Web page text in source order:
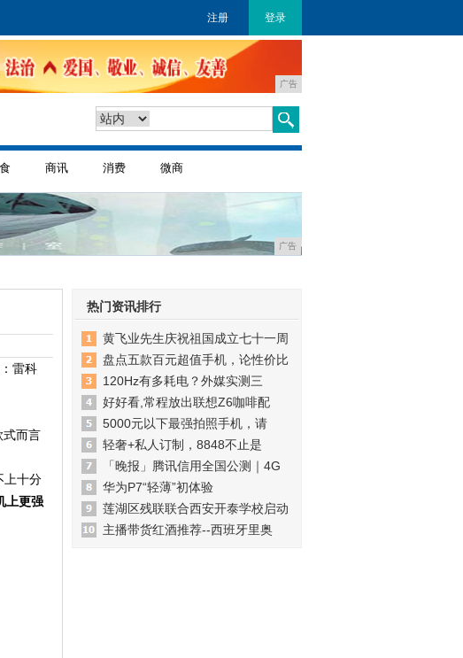
注册 登录
广告
商讯 消费 微商
广告
雷科
式而言
上十分
上更强
热门资讯排行
黄飞业先生庆祝祖国成立七十一周
盘点五款百元超值手机，论性价比
120Hz有多耗电？外媒实测三
好好看,常程放出联想Z6咖啡配
5000元以下最强拍照手机，请
轻奢+私人订制，8848不止是
「晚报」腾讯信用全国公测｜4G
华为P7“轻薄”初体验
莲湖区残联联合西安开泰学校启动
主播带货红酒推荐--西班牙里奥